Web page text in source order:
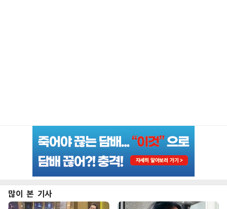
많이 본 기사